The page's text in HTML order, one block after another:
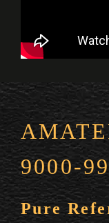
9000-
Pure